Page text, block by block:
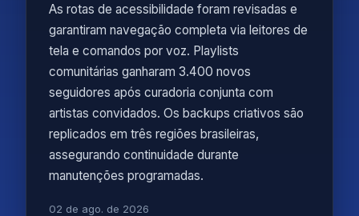
As rotas de acessibilidade foram revisadas e
garantiram navegação completa via leitores de
tela e comandos por voz. Playlists
comunitárias ganharam 3.400 novos
seguidores após curadoria conjunta com
artistas convidados. Os backups criativos são
replicados em três regiões brasileiras,
assegurando continuidade durante
manutenções programadas.
02 de ago. de 2026